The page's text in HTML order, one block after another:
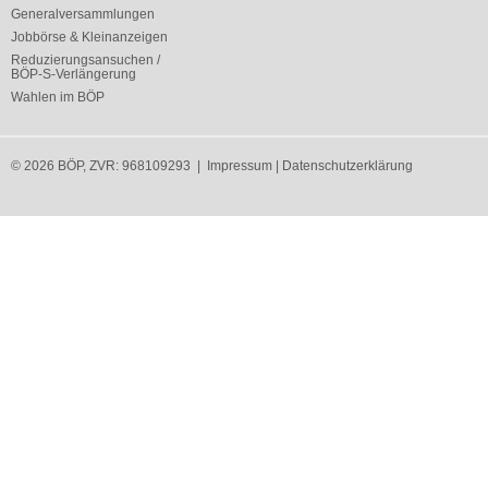
Generalversammlungen
Jobbörse & Kleinanzeigen
Reduzierungsansuchen /
BÖP-S-Verlängerung
Wahlen im BÖP
© 2026 BÖP, ZVR: 968109293 | Impressum | Datenschutzerklärung